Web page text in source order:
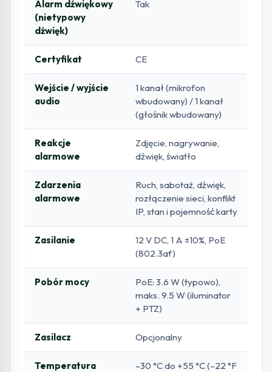
Alarm dźwiękowy
(nietypowy
dźwięk)
Tak
Certyfikat CE
Wejście / wyjście
audio
1 kanał (mikrofon
wbudowany) / 1 kanał
(głośnik wbudowany)
Reakcje
alarmowe
Zdjęcie, nagrywanie,
dźwięk, światło
Zdarzenia
alarmowe
Ruch, sabotaż, dźwięk,
rozłączenie sieci, konflikt
IP, stan i pojemność karty
Zasilanie
12 V DC, 1 A ±10%, PoE
(802.3af)
Pobór mocy
PoE: 3.6 W (typowo),
maks. 9.5 W (iluminator
+ PTZ)
Zasilacz Opcjonalny
Temperatura
–30 °C do +55 °C (–22 °F